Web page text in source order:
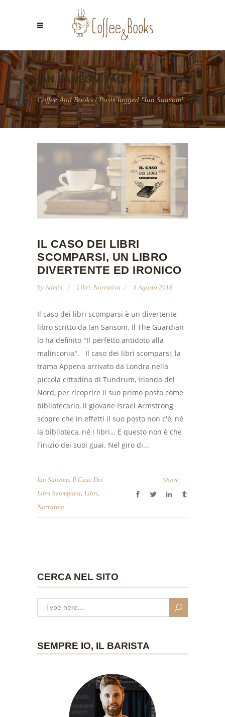
IAN SANSOM TAG
Coffee And Books/Posts tagged "Ian Sansom"
IL CASO DEI LIBRI
SCOMPARSI, UN LIBRO
DIVERTENTE ED IRONICO
byAdmin Libri, Narrativa 3 Agosto 2018
Il caso dei libri scomparsi è un divertente
libro scritto da Ian Sansom. Il The Guardian
lo ha definito "Il perfetto antidoto alla
malinconia". Il caso dei libri scomparsi, la
trama Appena arrivato da Londra nella
piccola cittadina di Tundrum, Irlanda del
Nord, per ricoprire il suo primo posto come
bibliotecario, il giovane Israel Armstrong
scopre che in effetti il suo posto non c'è, né
la biblioteca, né i libri… E questo non è che
l'inizio dei suoi guai. Nel giro di...
Ian Sansom, Il Caso Dei
Libri Scomparsi, Libri,
Narrativa
Share:
CERCA NEL SITO
SEMPRE IO, IL BARISTA